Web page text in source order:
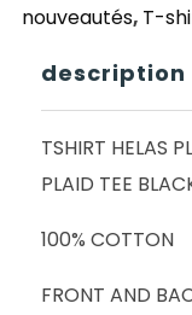
nouveautés, T-
description
TSHIRT HELAS
PLAID TEE
100% COTTON
FRONT AND